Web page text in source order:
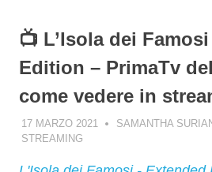
📺 L’Isola dei
Edition – PrimaTv
come vedere in
17 MARZO 2021
SAMANTHA
STREAMING